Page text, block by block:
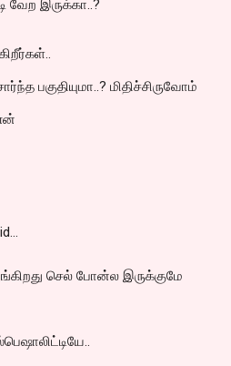
வேற இருக்கா..?
பகுதியுமா..? மிதிச்சிருவோம்
செல் போன்ல இருக்குமே